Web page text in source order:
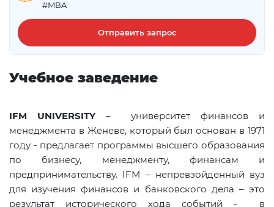
#MBA
Отправить запрос
Учебное заведение
IFM UNIVERSITY– университет финансов и
менеджмента в Женеве, который был основан в 1971
году - предлагает программы высшего образования
по бизнесу, менеджменту, финансам и
предпринимательству. IFM – непревзойденный вуз
для изучения финансов и банковского дела – это
результат исторического хода событий - в